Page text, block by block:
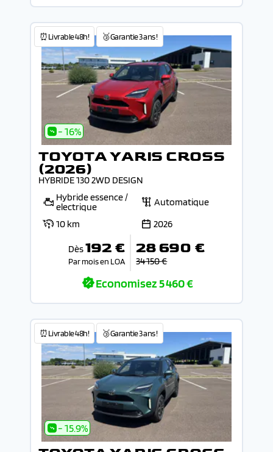
⏰Livrable 48h! 🥉Garantie 3 ans !
- 16%
TOYOTA YARIS CROSS
(2026)
HYBRIDE 130 2WD DESIGN
Hybride essence /
electrique
Automatique
10 km
2026
Dès192 €
Par mois en LOA
28 690 €
34 150 €
Economisez5 460 €
⏰Livrable 48h! 🥉Garantie 3 ans !
- 15.9%